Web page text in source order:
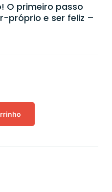
O primeiro passo
próprio e ser feliz –